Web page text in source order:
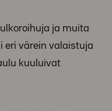
ja muita
eri värein valaistuja
kuuluivat